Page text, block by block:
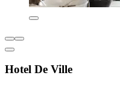
Hotel De Ville